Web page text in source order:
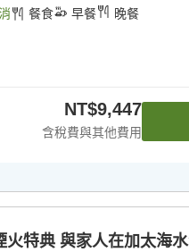
餐食 早餐 晚餐
NT$9,447
含稅費與其他費用
火特典 與家人在加太海